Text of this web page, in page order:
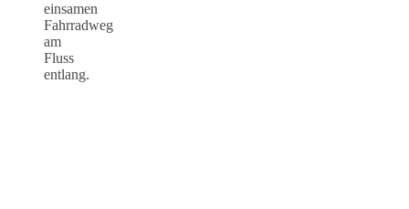
einsamen
Fahrradweg
am
Fluss
entlang.